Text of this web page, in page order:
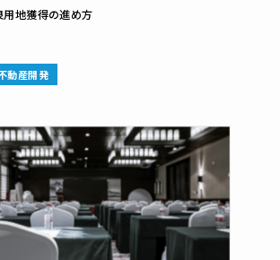
地獲得の進め方
動産開発